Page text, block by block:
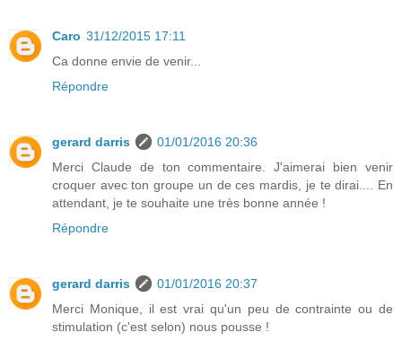
Caro 31/12/2015 17:11
Ca donne envie de venir...
Répondre
gerard darris
01/01/2016 20:36
Merci Claude de ton commentaire. J'aimerai bien venir
croquer avec ton groupe un de ces mardis, je te dirai.... En
attendant, je te souhaite une très bonne année !
Répondre
gerard darris
01/01/2016 20:37
Merci Monique, il est vrai qu'un peu de contrainte ou de
stimulation (c'est selon) nous pousse !